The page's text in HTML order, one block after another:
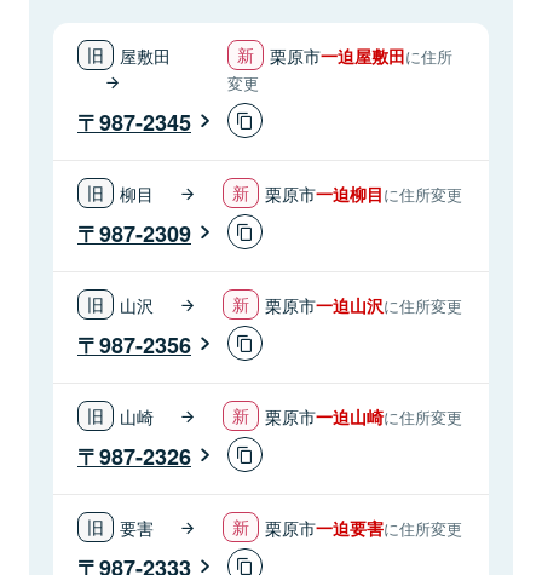
屋敷田 栗原市一迫屋敷田に住所
変更
987-2345
柳目 栗原市一迫柳目に住所変更
987-2309
山沢 栗原市一迫山沢に住所変更
987-2356
山崎 栗原市一迫山崎に住所変更
987-2326
要害 栗原市一迫要害に住所変更
987-2333